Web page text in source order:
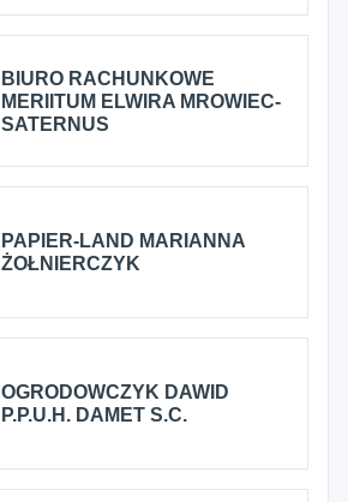
BIURO RACHUNKOWE
MERIITUM ELWIRA MROWIEC-
SATERNUS
PAPIER-LAND MARIANNA
ŻOŁNIERCZYK
OGRODOWCZYK DAWID
P.P.U.H. DAMET S.C.